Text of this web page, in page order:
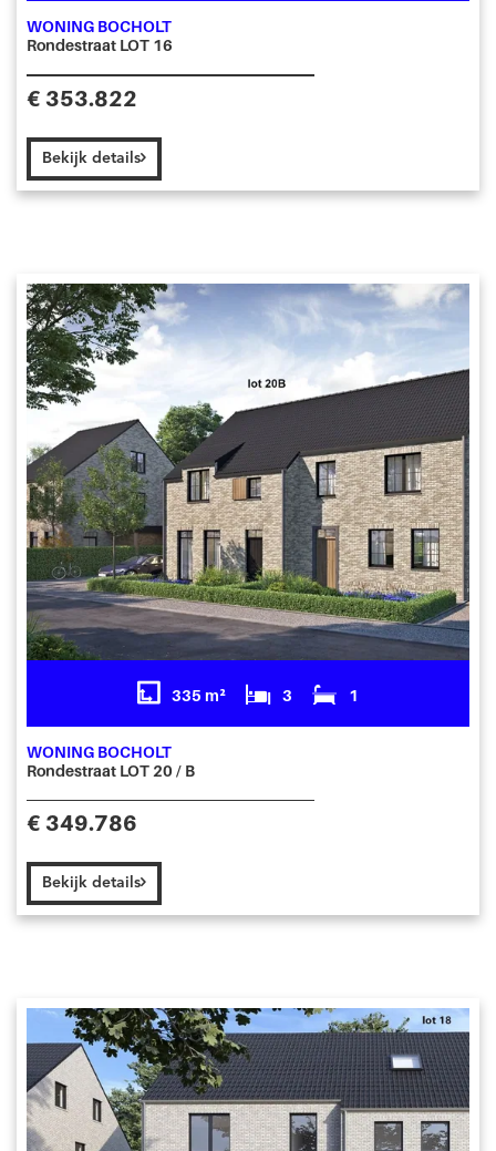
WONING BOCHOLT
Rondestraat LOT 16
€ 353.822
Bekijk details
335 m² 3 1
WONING BOCHOLT
Rondestraat LOT 20 / B
€ 349.786
Bekijk details